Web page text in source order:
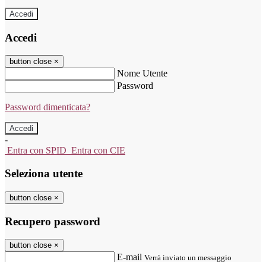
Accedi
Accedi
button close ×
Nome Utente
Password
Password dimenticata?
-
Entra con SPID Entra con CIE
Seleziona utente
button close ×
Recupero password
button close ×
E-mail Verrà inviato un messaggio